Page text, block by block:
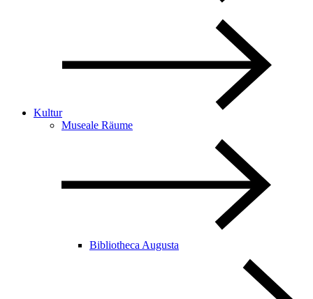
Kultur
Museale Räume
Bibliotheca Augusta